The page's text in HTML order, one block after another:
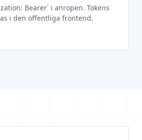
Bearer` i anropen. Tokens
i den offentliga frontend.